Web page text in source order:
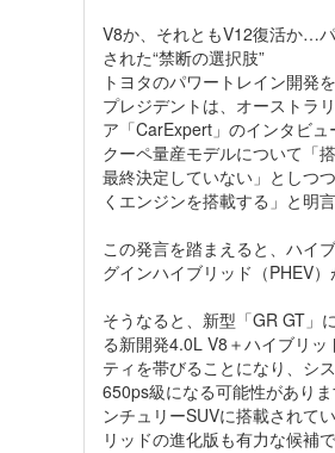
V8か、それともV12復活か…
された“禁断の選択肢”
トヨタのパワートレイン開発
プレジデントは、オーストラ
ア「CarExpert」のインタビ
クーペ量産モデルについて「
最終決定していない」としつ
くエンジンを搭載する」と明
この発言を踏まえると、ハイ
グインハイブリッド（PHEV）
そうなると、新型「GR GT」
る新開発4.0L V8＋ハイブリッ
ティを帯びることになり、シ
650ps級になる可能性があり
ンチュリーSUVに搭載されて
リッドの進化版も有力な候補で